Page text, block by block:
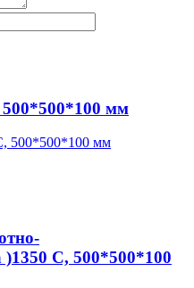
мм
)1350 С, 500*500*100